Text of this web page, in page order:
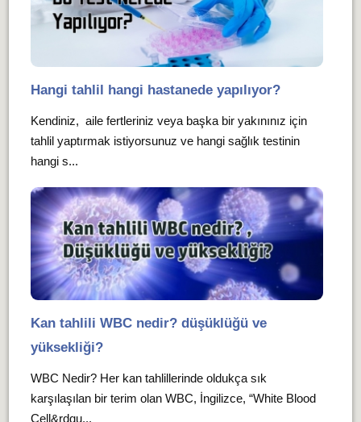
Hangi tahlil hangi hastanede yapılıyor?
Kendiniz, aile fertleriniz veya başka bir yakınınız için
tahlil yaptırmak istiyorsunuz ve hangi sağlık testinin
hangi s...
Kan tahlili WBC nedir? düşüklüğü ve
yüksekliği?
WBC Nedir? Her kan tahlillerinde oldukça sık
karşılaşılan bir terim olan WBC, İngilizce, “White Blood
Cell&rdqu...